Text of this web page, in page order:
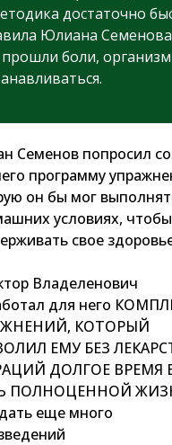
достаточно
Юлиана
прошли боли,
Семенов попросил
программу
он бы мог
условиях, чтобы
свое
Владеленович
для него
КОТОРЫЙ
ЕМУ БЕЗ
ДОЛГОЕ ВРЕМЯ
ПОЛНОЦЕННОЙ
еще много